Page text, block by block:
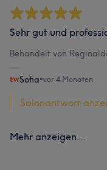
Sehr gut und
Behandelt von
Sofia•vor 4 Monaten
Salonantwort
Mehr anzeigen...